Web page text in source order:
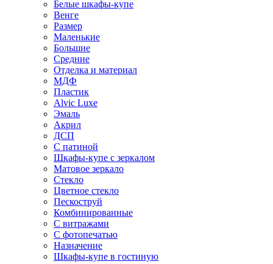
Белые шкафы-купе
Венге
Размер
Маленькие
Большие
Средние
Отделка и материал
МДФ
Пластик
Alvic Luxe
Эмаль
Акрил
ДСП
С патиной
Шкафы-купе с зеркалом
Матовое зеркало
Стекло
Цветное стекло
Пескоструй
Комбинированные
С витражами
С фотопечатью
Назначение
Шкафы-купе в гостиную